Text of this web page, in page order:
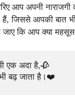
आप अपनी
जिससे आपकी बात
जाए कि आप क्या
एक अदा है,🥀
बढ़ जाता है।❤️